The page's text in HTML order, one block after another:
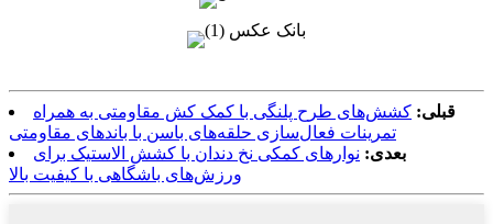
قبلی: کشش‌های طرح پلنگی با کمک کش مقاومتی به همراه
تمرینات فعال‌سازی حلقه‌های باسن با باندهای مقاومتی
بعدی: نوارهای کمکی نخ دندان با کشش الاستیک برای
ورزش‌های باشگاهی با کیفیت بالا